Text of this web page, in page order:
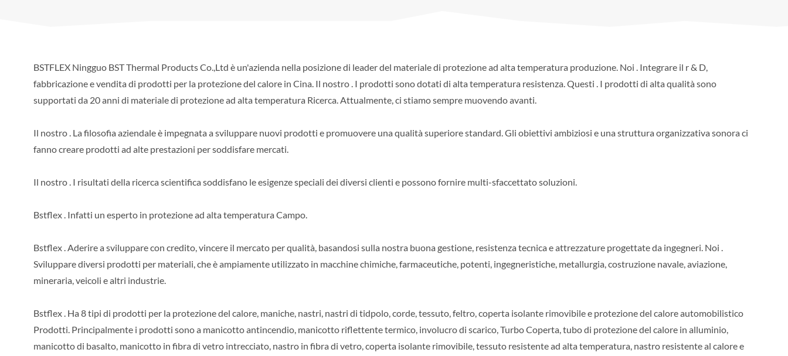
BSTFLEX Ningguo BST Thermal Products Co.,Ltd è un'azienda nella posizione di leader del materiale di protezione ad alta temperatura produzione. Noi . Integrare il r & D,
fabbricazione e vendita di prodotti per la protezione del calore in Cina. Il nostro . I prodotti sono dotati di alta temperatura resistenza. Questi . I prodotti di alta qualità sono
supportati da 20 anni di materiale di protezione ad alta temperatura Ricerca. Attualmente, ci stiamo sempre muovendo avanti.
Il nostro . La filosofia aziendale è impegnata a sviluppare nuovi prodotti e promuovere una qualità superiore standard. Gli obiettivi ambiziosi e una struttura organizzativa sonora ci
fanno creare prodotti ad alte prestazioni per soddisfare mercati.
Il nostro . I risultati della ricerca scientifica soddisfano le esigenze speciali dei diversi clienti e possono fornire multi-sfaccettato soluzioni.
Bstflex . Infatti un esperto in protezione ad alta temperatura Campo.
Bstflex . Aderire a sviluppare con credito, vincere il mercato per qualità, basandosi sulla nostra buona gestione, resistenza tecnica e attrezzature progettate da ingegneri. Noi .
Sviluppare diversi prodotti per materiali, che è ampiamente utilizzato in macchine chimiche, farmaceutiche, potenti, ingegneristiche, metallurgia, costruzione navale, aviazione,
mineraria, veicoli e altri industrie.
Bstflex . Ha 8 tipi di prodotti per la protezione del calore, maniche, nastri, nastri di tidpolo, corde, tessuto, feltro, coperta isolante rimovibile e protezione del calore automobilistico
Prodotti. Principalmente i prodotti sono a manicotto antincendio, manicotto riflettente termico, involucro di scarico, Turbo Coperta, tubo di protezione del calore in alluminio,
manicotto di basalto, manicotto in fibra di vetro intrecciato, nastro in fibra di vetro, coperta isolante rimovibile, tessuto resistente ad alta temperatura, nastro resistente al calore e